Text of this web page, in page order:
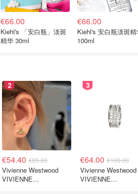
€66.00
Kiehl's 「安白瓶」淡斑
精华 30ml
€66.00
Kiehl's 安白瓶淡斑
100ml
2
€54.40 €85.00
Vivienne Westwood
VIVIENNE
3
€64.00 €100.00
Vivienne Westwood
VIVIENNE